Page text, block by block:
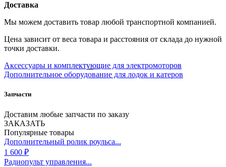
Доставка
Мы можем доставить товар любой транспортной компанией.
Цена зависит от веса товара и расстояния от склада до нужной
точки доставки.
Аксессуары и комплектующие для электромоторов
Дополнительное оборудование для лодок и катеров
Запчасти
Доставим любые запчасти по заказу
ЗАКАЗАТЬ
Популярные товары
Дополнительный ролик роульса...
1 600 ₽
Радиопульт управления...